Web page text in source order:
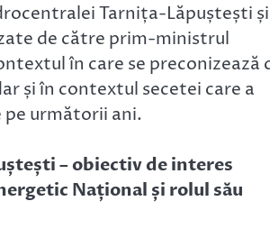
Tarnița-Lăpuștești și
de către prim-ministrul
în care se preconizează
și în contextul secetei care a
următorii ani.
– obiectiv de interes
Național și rolul său